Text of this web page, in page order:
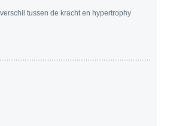
tussen de kracht en hypertrophy